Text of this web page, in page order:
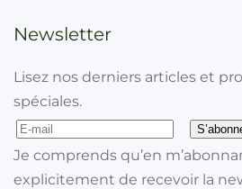
Newsletter
Lisez nos derniers articles et
spéciales.
Je comprends qu’en
explicitement de recevoir la